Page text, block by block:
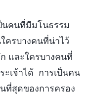
นคนที่มีมโนธรรม
ครบางคนที่น่าไว้
และใครบางคนที่
ะเจ้าได้ การเป็นคน
ที่สุดของการครอง